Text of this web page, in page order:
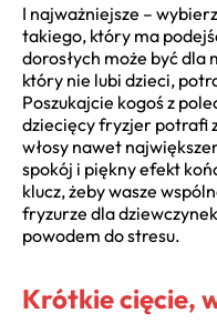
I najważniejsze –
takiego, który ma
dorosłych może być dla
który nie lubi dzieci,
Poszukajcie kogoś z
dziecięcy fryzjer potrafi
włosy nawet
spokój i piękny efekt
klucz, żeby wasze
fryzurze dla
powodem do stresu.
Krótkie cięcie,